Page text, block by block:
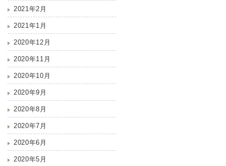
2021年2月
2021年1月
2020年12月
2020年11月
2020年10月
2020年9月
2020年8月
2020年7月
2020年6月
2020年5月